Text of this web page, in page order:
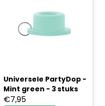
Universele PartyDop -
Mint green - 3 stuks
€7,95